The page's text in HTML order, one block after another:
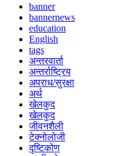
banner
bannernews
education
English
tags
अन्तरवार्ता
अन्तर्राष्ट्रिय
अपराध/सुरक्षा
अर्थ
खेलकुद
खेलकुद
जीवनशैली
टेक्नोलोजी
दृष्टिकोण